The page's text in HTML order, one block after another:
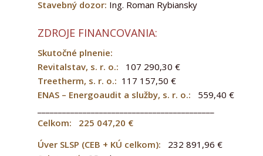
Stavebný dozor: Ing. Roman Rybiansky
ZDROJE FINANCOVANIA:
Skutočné plnenie:
Revitalstav, s. r. o.: 107 290,30 €
Treetherm, s. r. o.: 117 157,50 €
ENAS – Energoaudit a služby, s. r. o.: 559,40 €
Celkom: 225 047,20 €
Úver SLSP (CEB + KÚ celkom): 232 891,96 €